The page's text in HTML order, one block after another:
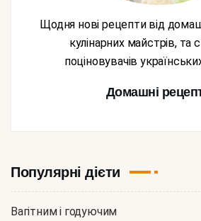
Щодня нові рецепти від домашніх господинь,
кулінарних майстрів, та
поціновувачів
Домашні
Популярні дієти
Вагітним і годуючим